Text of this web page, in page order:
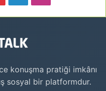
konuşma pratiği imkânı
sosyal bir platformdur.